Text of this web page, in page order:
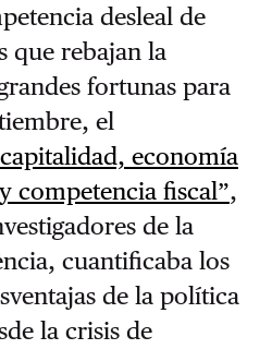
desleal de
que rebajan la
fortunas para
el
economía
competencia fiscal”,
de la
cuantificaba los
de la política
la crisis de